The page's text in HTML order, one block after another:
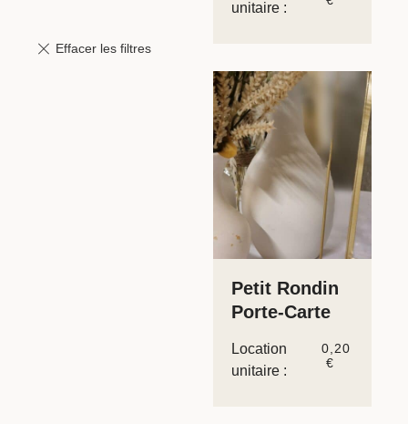
unitaire :
Petit Rondin
Porte-Carte
Location
unitaire :
0,20
€